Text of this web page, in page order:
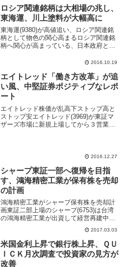
ロシア関連銘柄は大相場の兆し、
東海運、川上塗料が大幅高に
東海運(9380)が高値追い、ロシア関連銘
柄として物色の関心高まるロシア関連銘
柄へ関心が高まっている、日本政府とロ
日して日露首脳会談が予定されている。
流、インフラ整備な...
2016.10.19
エイトレッド「働き方改革」が追
い風、中堅証券ポジティブなレポ
ート
エイトレッド株価が乱高下ストップ高と
ストップ安エイトレッド(3969)が東証マ
ザーズ市場に新規上場してから３営業日
2016.12.27
シャープ東証一部へ復帰を目指
す、鴻海精密工業が保有株を売却
の計画
鴻海精密工業がシャープ保有株を売却計
画東証二部上場のシャープ(6753)は台湾
の鴻海精密工業が出資して経営再建中、
こうした中で業績回復を期待して買わ
れ、東証二部指数の上昇けん引役ともな
っている。シャープ株価は東証一部時代
につけた安値８７円（...
2017.03.03
米国金利上昇で銀行株上昇、ＱＵ
ＩＣＫ月次調査で投資家の見方が
改善